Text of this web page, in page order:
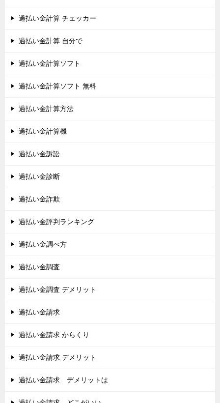
過払い金計算 チェッカー
過払い金計算 自分で
過払い金計算ソフト
過払い金計算ソフト 無料
過払い金計算方法
過払い金計算機
過払い金訴訟
過払い金診断
過払い金詐欺
過払い金評判ランキング
過払い金調べ方
過払い金調査
過払い金調査 デメリット
過払い金請求
過払い金請求 からくり
過払い金請求 デメリット
過払い金請求 デメリットは